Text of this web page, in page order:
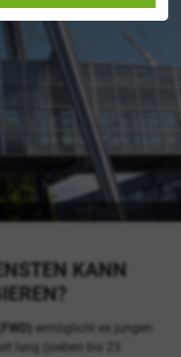
KANN
ermöglicht es jungen
lang (sieben bis 23